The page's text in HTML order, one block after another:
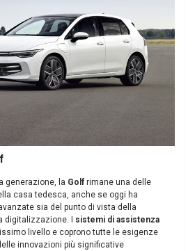
generazione, la Golf rimane una delle
casa tedesca, anche se oggi ha
sia del punto di vista della
digitalizzazione. I sistemi di assistenza
livello e coprono tutte le esigenze
innovazioni più significative